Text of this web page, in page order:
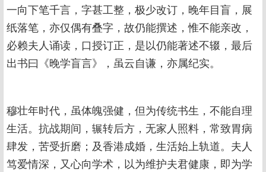
一向下笔千言，字甚工整，极少改订，晚年目盲，展
纸落笔，亦仅偶有叠字，故仍能撰述，惟不能亲改，
必赖夫人诵读，口授订正，是以仍能著述不辍，最后
出书曰《晚学盲言》，虽云自谦，亦属纪实。
穆壮年时代，虽体魄强健，但为传统书生，不能自理
生活。抗战期间，辗转后方，无家人照料，常致胃病
肆发，苦受折磨；及香港成婚，生活始上轨道。夫人
笃爱情深，又心向学术，以为维护夫君健康，即为学